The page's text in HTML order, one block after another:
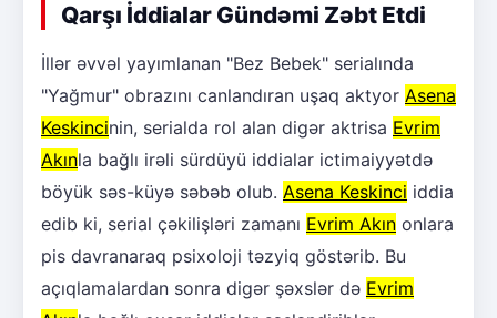
Qarşı İddialar Gündəmi Zəbt Etdi
İllər əvvəl yayımlanan "Bez Bebek" serialında
"Yağmur" obrazını canlandıran uşaq aktyor Asena
Keskincinin, serialda rol alan digər aktrisa Evrim
Akınla bağlı irəli sürdüyü iddialar ictimaiyyətdə
böyük səs-küyə səbəb olub. Asena Keskinci iddia
edib ki, serial çəkilişləri zamanı Evrim Akın onlara
pis davranaraq psixoloji təzyiq göstərib. Bu
açıqlamalardan sonra digər şəxslər də Evrim